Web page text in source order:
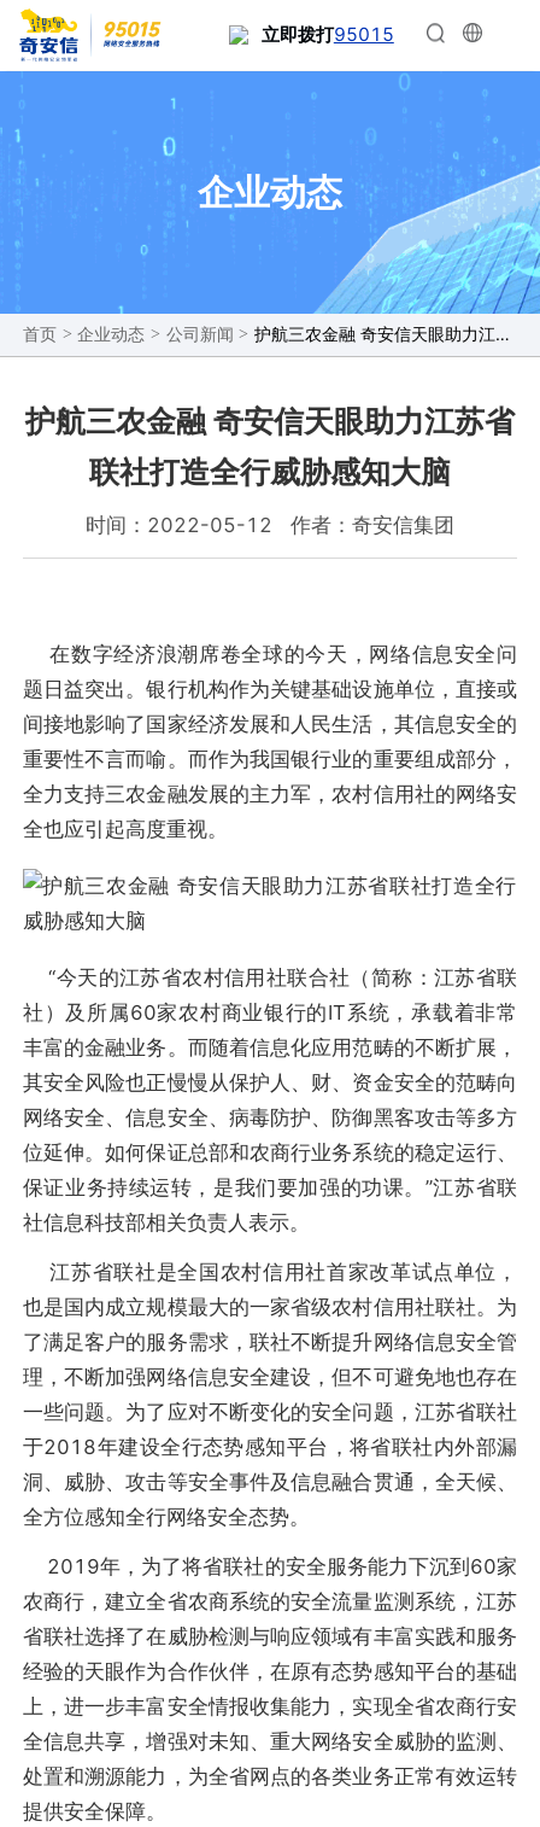
立即拨打95015
企业动态
首页 > 企业动态 > 公司新闻 > 护航三农金融 奇安信天眼助力江苏省联社打造全行威胁感知大脑
护航三农金融 奇安信天眼助力江苏省
联社打造全行威胁感知大脑
时间：2022-05-12 作者：奇安信集团
在数字经济浪潮席卷全球的今天，网络信息安全问
题日益突出。银行机构作为关键基础设施单位，直接或
间接地影响了国家经济发展和人民生活，其信息安全的
重要性不言而喻。而作为我国银行业的重要组成部分，
全力支持三农金融发展的主力军，农村信用社的网络安
全也应引起高度重视。
“今天的江苏省农村信用社联合社（简称：江苏省联
社）及所属60家农村商业银行的IT系统，承载着非常
丰富的金融业务。而随着信息化应用范畴的不断扩展，
其安全风险也正慢慢从保护人、财、资金安全的范畴向
网络安全、信息安全、病毒防护、防御黑客攻击等多方
位延伸。如何保证总部和农商行业务系统的稳定运行、
保证业务持续运转，是我们要加强的功课。”江苏省联
社信息科技部相关负责人表示。
江苏省联社是全国农村信用社首家改革试点单位，
也是国内成立规模最大的一家省级农村信用社联社。为
了满足客户的服务需求，联社不断提升网络信息安全管
理，不断加强网络信息安全建设，但不可避免地也存在
一些问题。为了应对不断变化的安全问题，江苏省联社
于2018年建设全行态势感知平台，将省联社内外部漏
洞、威胁、攻击等安全事件及信息融合贯通，全天候、
全方位感知全行网络安全态势。
2019年，为了将省联社的安全服务能力下沉到60家
农商行，建立全省农商系统的安全流量监测系统，江苏
省联社选择了在威胁检测与响应领域有丰富实践和服务
经验的天眼作为合作伙伴，在原有态势感知平台的基础
上，进一步丰富安全情报收集能力，实现全省农商行安
全信息共享，增强对未知、重大网络安全威胁的监测、
处置和溯源能力，为全省网点的各类业务正常有效运转
提供安全保障。